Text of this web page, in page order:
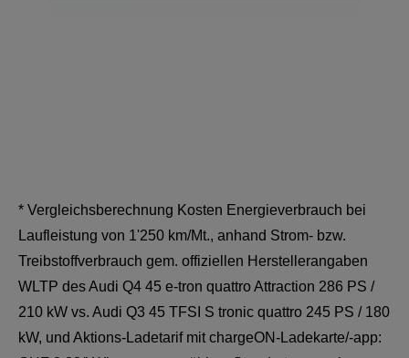
* Vergleichsberechnung Kosten Energieverbrauch bei
Laufleistung von 1'250 km/Mt., anhand Strom- bzw.
Treibstoffverbrauch gem. offiziellen Herstellerangaben
WLTP des Audi Q4 45 e-tron quattro Attraction 286 PS /
210 kW vs. Audi Q3 45 TFSI S tronic quattro 245 PS / 180
kW, und Aktions-Ladetarif mit chargeON-Ladekarte/-app: